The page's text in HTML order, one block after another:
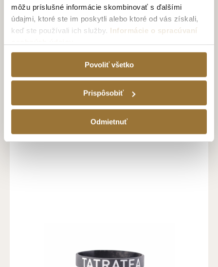
môžu príslušné informácie skombinovať s ďalšími
údajmi, ktoré ste im poskytli alebo ktoré od vás získali,
keď ste používali ich služby. Informácie o spracúvaní
Povoliť všetko
Prispôsobiť
Odmietnuť
MIKINA DRINK DIFFERENT UNISEX
42.99€